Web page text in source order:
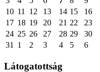
10 11 12 13 14 15
16
17 18 19 20 21 22
23
24 25 26 27 28 29
30
31
1 2 3 4 5 6
Látogatottság